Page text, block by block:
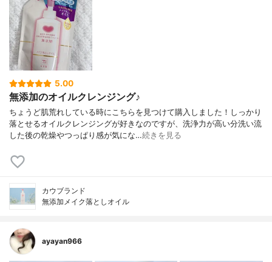
5.00
無添加のオイルクレンジング♪
ちょうど肌荒れしている時にこちらを見つけて購入しました！しっかり
落とせるオイルクレンジングが好きなのですが、洗浄力が高い分洗い流
した後の乾燥やつっぱり感が気にな…続きを見る
カウブランド
無添加メイク落としオイル
ayayan966